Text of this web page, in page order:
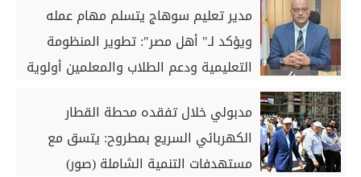
مدير تعليم سوهاج يتسلم مهام عمله
ويؤكد لـ" أهل مصر": تطوير المنظومة
التعليمية ودعم الطلاب والمعلمين أولوية
مدبولي خلال تفقده محطة القطار
الكهربائي السريع بمطروح: يتسق مع
مستهدفات التنمية الشاملة (صور)